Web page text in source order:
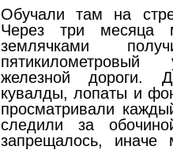
Обучали там на
Через три месяца
землячками
пятикилометровый
железной дороги.
кувалды, лопаты и
просматривали
следили за
запрещалось, иначе